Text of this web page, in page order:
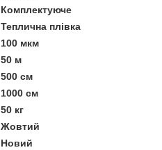
Комплектуюче
Теплична плівка
100 мкм
50 м
500 см
1000 см
50 кг
Жовтий
Новий